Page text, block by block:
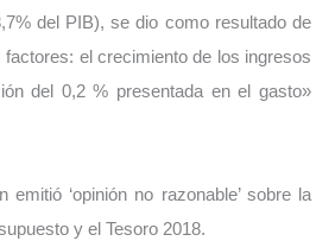
del PIB), se dio como resultado de
factores: el crecimiento de los ingresos
del 0,2 % presentada en el gasto»
emitió ‘opinión no razonable’ sobre la
y el Tesoro 2018.